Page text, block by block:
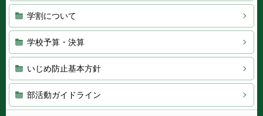
学割について
学校予算・決算
いじめ防止基本方針
部活動ガイドライン